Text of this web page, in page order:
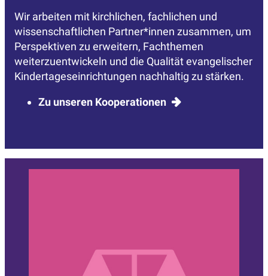
Wir arbeiten mit kirchlichen, fachlichen und
wissenschaftlichen Partner*innen zusammen, um
Perspektiven zu erweitern, Fachthemen
weiterzuentwickeln und die Qualität evangelischer
Kindertageseinrichtungen nachhaltig zu stärken.
Zu unseren Kooperationen